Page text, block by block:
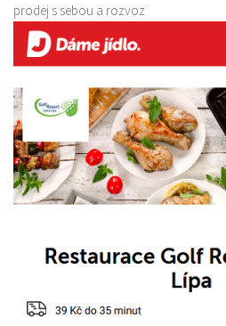
prodej s sebou a rozvoz